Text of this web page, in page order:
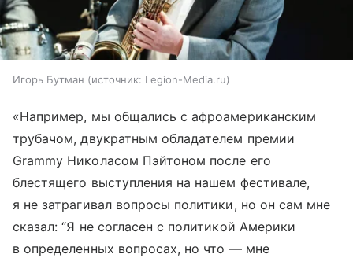
Игорь Бутман источник: Legion-Media.ru
«Например, мы общались с афроамериканским
трубачом, двукратным обладателем премии
Grammy Николасом Пэйтоном после его
блестящего выступления на нашем фестивале,
я не затрагивал вопросы политики, но он сам мне
сказал: “Я не согласен с политикой Америки
в определенных вопросах, но что — мне